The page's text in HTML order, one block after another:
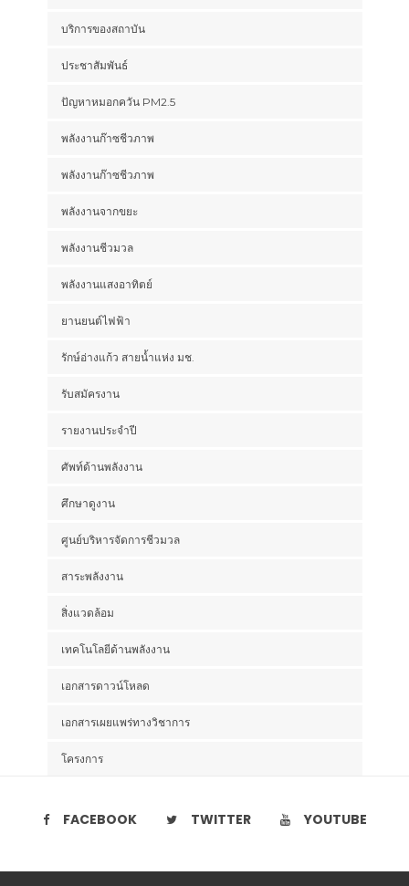
บริการของสถาบัน
ประชาสัมพันธ์
ปัญหาหมอกควัน PM2.5
พลังงานก๊าซชีวภาพ
พลังงานก๊าซชีวภาพ
พลังงานจากขยะ
พลังงานชีวมวล
พลังงานแสงอาทิตย์
ยานยนต์ไฟฟ้า
รักษ์อ่างแก้ว สายน้ำแห่ง มช.
รับสมัครงาน
รายงานประจำปี
ศัพท์ด้านพลังงาน
ศึกษาดูงาน
ศูนย์บริหารจัดการชีวมวล
สาระพลังงาน
สิ่งแวดล้อม
เทคโนโลยีด้านพลังงาน
เอกสารดาวน์โหลด
เอกสารเผยแพร่ทางวิชาการ
โครงการ
FACEBOOK TWITTER YOUTUBE